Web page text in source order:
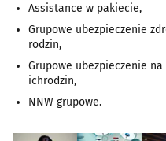
Assistance w pakiecie,
Grupowe ubezpieczenie
rodzin,
Grupowe ubezpieczenie
ichrodzin,
NNW grupowe.